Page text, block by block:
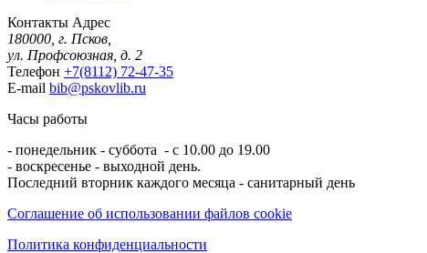
Контакты Адрес
180000, г. Псков,
ул. Профсоюзная, д. 2
Телефон +7(8112) 72-47-35
E-mail bib@pskovlib.ru
Часы работы
- понедельник - суббота - с 10.00 до 19.00
- воскресенье - выходной день.
Последний вторник каждого месяца - санитарный день
Соглашение об использовании файлов cookie
Политика конфиденциальности